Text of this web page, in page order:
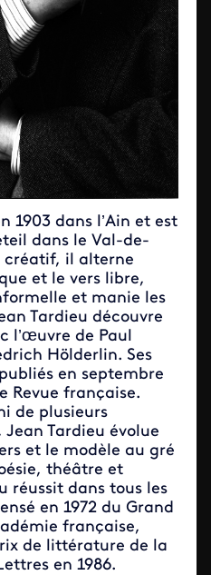
1903 dans l’Ain et est
dans le Val-de-
créatif, il alterne
et le vers libre,
et manie les
Tardieu découvre
l’œuvre de Paul
Hölderlin. Ses
en septembre
Revue française.
de plusieurs
Jean Tardieu évolue
et le modèle au gré
théâtre et
réussit dans tous les
en 1972 du Grand
française,
de littérature de la
en 1986.